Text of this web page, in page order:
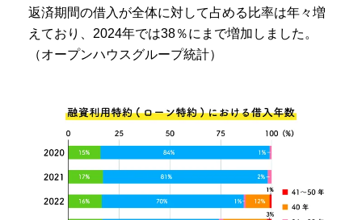
返済期間の借入が全体に対して占める比率は年々増
えており、2024年では38％にまで増加しました。
（オープンハウスグループ統計）